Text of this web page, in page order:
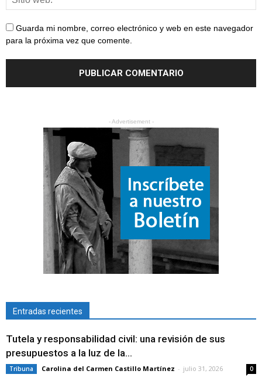
Guarda mi nombre, correo electrónico y web en este navegador
para la próxima vez que comente.
- Advertisement -
Entradas recientes
Tutela y responsabilidad civil: una revisión de sus
presupuestos a la luz de la...
Tribuna Carolina del Carmen Castillo Martínez - julio 31, 2026 0